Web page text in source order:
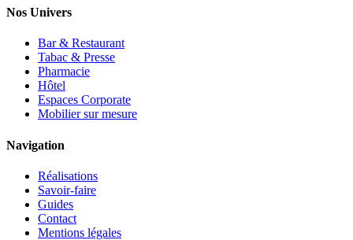
Nos Univers
Bar & Restaurant
Tabac & Presse
Pharmacie
Hôtel
Espaces Corporate
Mobilier sur mesure
Navigation
Réalisations
Savoir-faire
Guides
Contact
Mentions légales